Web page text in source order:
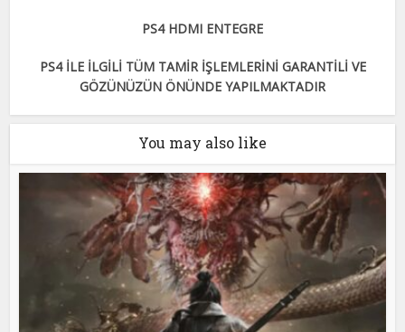
PS4 HDMI ENTEGRE
PS4 İLE İLGİLİ TÜM TAMİR İŞLEMLERİNİ GARANTİLİ VE
GÖZÜNÜZÜN ÖNÜNDE YAPILMAKTADIR
You may also like